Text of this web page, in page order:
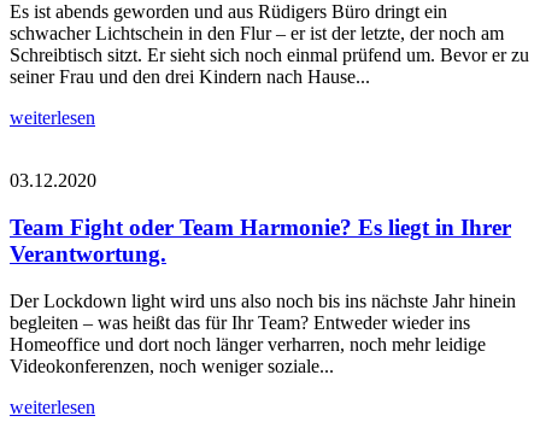
Es ist abends geworden und aus Rüdigers Büro dringt ein
schwacher Lichtschein in den Flur – er ist der letzte, der noch am
Schreibtisch sitzt. Er sieht sich noch einmal prüfend um. Bevor er zu
seiner Frau und den drei Kindern nach Hause...
weiterlesen
03.12.2020
Team Fight oder Team Harmonie? Es liegt in Ihrer
Verantwortung.
Der Lockdown light wird uns also noch bis ins nächste Jahr hinein
begleiten – was heißt das für Ihr Team? Entweder wieder ins
Homeoffice und dort noch länger verharren, noch mehr leidige
Videokonferenzen, noch weniger soziale...
weiterlesen